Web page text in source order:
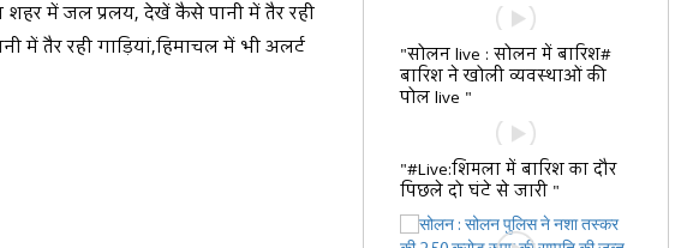
शहर में जल प्रलय, देखें कैसे पानी में तैर रही
में तैर रही गाड़ियां,हिमाचल में भी अलर्ट
"सोलन live : सोलन में बारिश#
बारिश ने खोली व्यवस्थाओं की
पोल live "
"#Live:शिमला में बारिश का दौर
पिछले दो घंटे से जारी "